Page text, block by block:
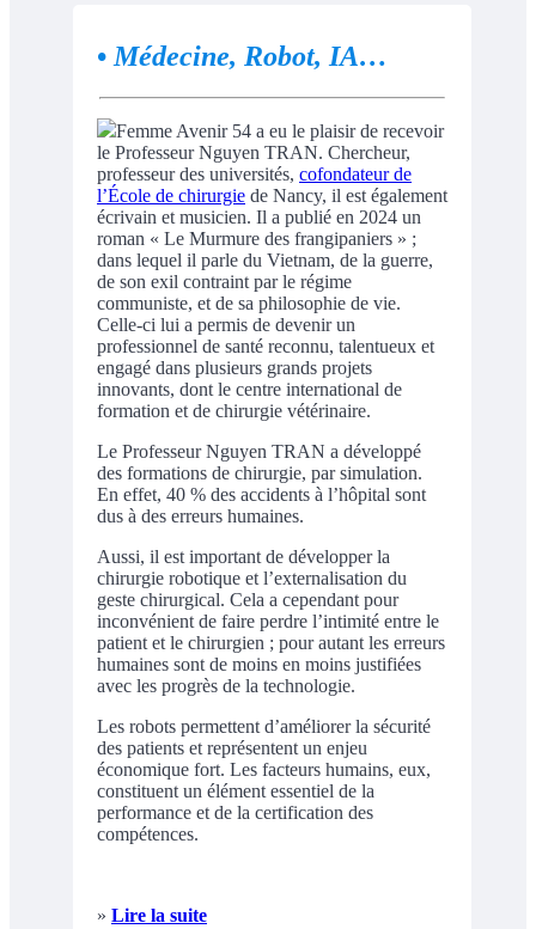
• Médecine, Robot, IA…
Femme Avenir 54 a eu le plaisir de recevoir
le Professeur Nguyen TRAN. Chercheur,
professeur des universités, cofondateur de
l’École de chirurgie de Nancy, il est également
écrivain et musicien. Il a publié en 2024 un
roman « Le Murmure des frangipaniers » ;
dans lequel il parle du Vietnam, de la guerre,
de son exil contraint par le régime
communiste, et de sa philosophie de vie.
Celle-ci lui a permis de devenir un
professionnel de santé reconnu, talentueux et
engagé dans plusieurs grands projets
innovants, dont le centre international de
formation et de chirurgie vétérinaire.
Le Professeur Nguyen TRAN a développé
des formations de chirurgie, par simulation.
En effet, 40 % des accidents à l’hôpital sont
dus à des erreurs humaines.
Aussi, il est important de développer la
chirurgie robotique et l’externalisation du
geste chirurgical. Cela a cependant pour
inconvénient de faire perdre l’intimité entre le
patient et le chirurgien ; pour autant les erreurs
humaines sont de moins en moins justifiées
avec les progrès de la technologie.
Les robots permettent d’améliorer la sécurité
des patients et représentent un enjeu
économique fort. Les facteurs humains, eux,
constituent un élément essentiel de la
performance et de la certification des
compétences.
» Lire la suite